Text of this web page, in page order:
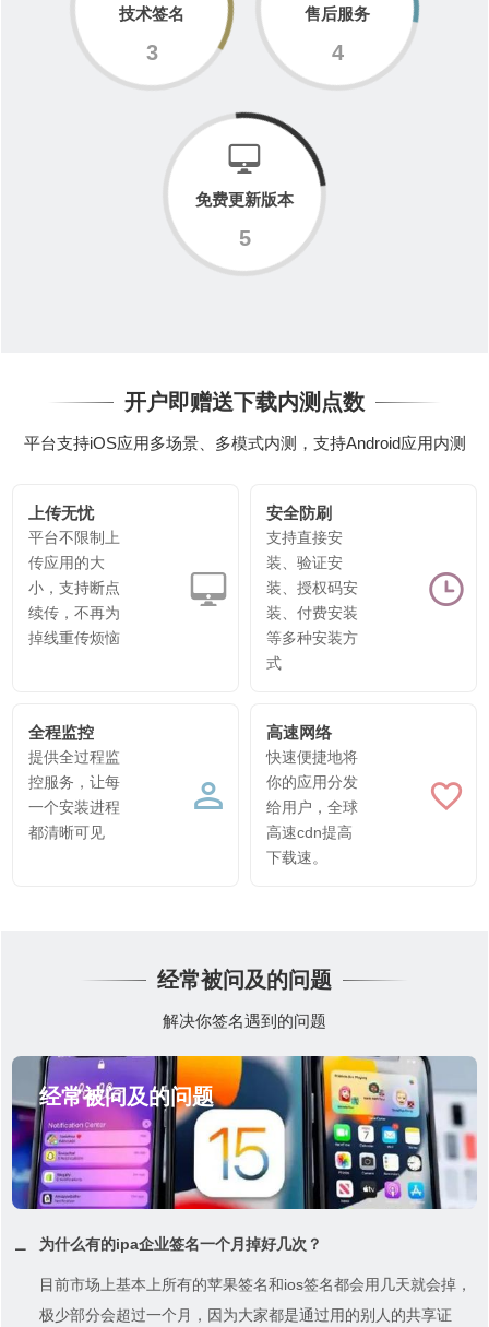
3
技术签名
4
售后服务
5
免费更新版本
开户即赠送下载内测点数
平台支持iOS应用多场景、多模式内测，支持Android应用内测
上传无忧
平台不限制上
传应用的大
小，支持断点
续传，不再为
掉线重传烦恼
安全防刷
支持直接安
装、验证安
装、授权码安
装、付费安装
等多种安装方
式
全程监控
提供全过程监
控服务，让每
一个安装进程
都清晰可见
高速网络
快速便捷地将
你的应用分发
给用户，全球
高速cdn提高
下载速。
经常被问及的问题
解决你签名遇到的问题
经常被问及的问题
为什么有的ipa企业签名一个月掉好几次？
目前市场上基本上所有的苹果签名和ios签名都会用几天就会掉，
极少部分会超过一个月，因为大家都是通过用的别人的共享证